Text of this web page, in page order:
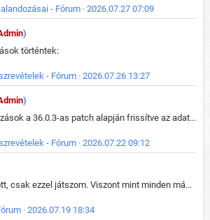
- Fórum · 2026.07.27 07:09
)
történtek:
- Fórum · 2026.07.26 13:27
)
Kártya változások a 36.0.3-as patch alapján frissítve az adatbázisban (képek is cserélve).
- Fórum · 2026.07.22 09:12
Amióta bejött, csak ezzel játszom. Viszont mint minden más - akár az alapjáték is, ez is baromira összetett lett. Néha már pár kör után is esélytelen az egész. Vagy irreállisan túltápol valaki, vagy lelép a partner, vagy csak hülye mint a segg. És amikor eljönne az én időm, na akkor jön el mindenki másé is. Engem jobban érdekelne, hogy ki milyen ratingen szokott játszani. Na ez lenne egy érdekes adat.
· 2026.07.19 18:34